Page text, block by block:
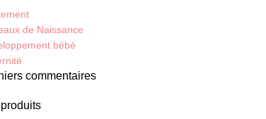
de Naissance
bébé
commentaires